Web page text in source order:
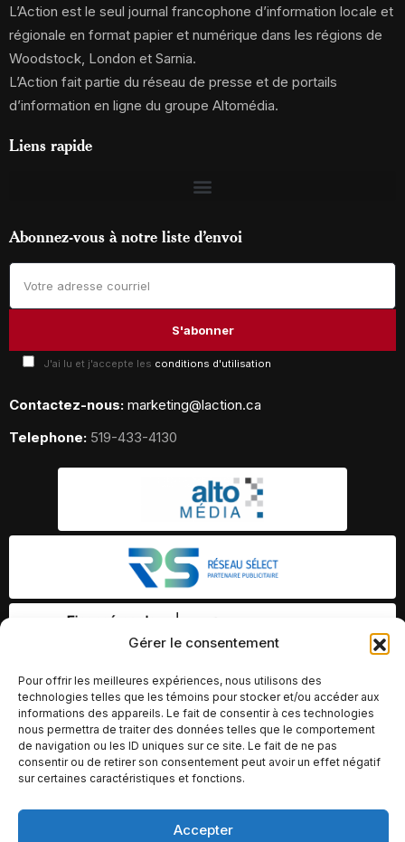
Gérer le consentement
Pour offrir les meilleures expériences, nous utilisons des
technologies telles que les témoins pour stocker et/ou accéder aux
informations des appareils. Le fait de consentir à ces technologies
nous permettra de traiter des données telles que le comportement
de navigation ou les ID uniques sur ce site. Le fait de ne pas
consentir ou de retirer son consentement peut avoir un effet négatif
sur certaines caractéristiques et fonctions.
Accepter
L’Action est le seul journal francophone d’information locale et
régionale en format papier et numérique dans les régions de
Woodstock, London et Sarnia.
L’Action fait partie du réseau de presse et de portails
d’information en ligne du groupe Altomédia.
Liens rapide
Abonnez-vous à notre liste d’envoi
J'ai lu et j'accepte les conditions d'utilisation
Contactez-nous: marketing@laction.ca
Telephone: 519-433-4130
© Copyright 2026 – Altomédia Inc |